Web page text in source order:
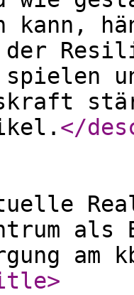
kann,
der
</
am
>